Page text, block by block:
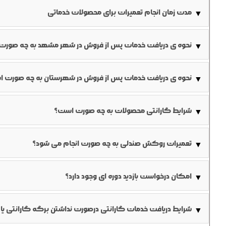
▼ مدت زمان انجام تعمیرات برای محصولات خدماتی
تعمیرات استاندارد: ۷-۱۰ روز کاری
تعمیرات فوری: ۳-۵ روز کاری (با هزینه اضافی)▼ نحوه ی دریافت خدمات پس از فروش در شهر مشهد به چه
می نماید.
راهکار دوم: تماس تلفنی با شماره گویای واحد خدمات و ضبط صوتی درخواست؛ در این
▼ نحوه ی دریافت خدمات پس از فروش در شهرستان به چه صورت
مراجعه به سایت شرکت، ورود به منوی نمایندگی های شهرستان
شکایت مشتری به شماره▼ شرایط گارانتی محصولات به چه صورت است؟
باشند.▼ تعمیرات روکش صندلی به چه صورت انجام می شود؟
پس از ثبت درخواست مشتری، همکاران خدمات پس از فروش در
روکش به محل کارخانه منتقل خواهد شد.▼ امکان درخواست بازدید دوره ای وجود دارد؟
به منظور اطمینان از صحت عملکرد صندلی ها و قبل از خرابی، می
▼ شرایط دریافت خدمات گارانتی درصورت نداشتن برگه گارانتی